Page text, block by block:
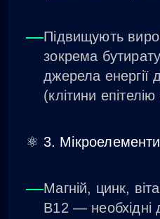
Підвищують
зокрема
джерела енергії
(клітини
⚛️ 3.
Магній, цинк,
B12 — необхідні